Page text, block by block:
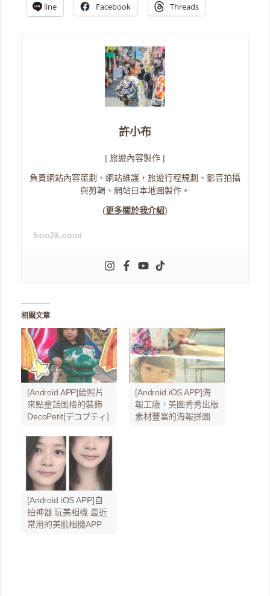
line Facebook Threads
許小布
| 旅遊內容製作 |
負責網站內容策劃、網站維護，旅遊行程規劃、影音拍攝
與剪輯、網站日本地圖製作。
(更多關於我介紹)
boo2k.com/
相關文章
[Android APP]給照片
來點童話風格的裝飾
DecoPetit[デコプティ]
[Android iOS APP]海
報工廠，美圖秀秀出版
素材豐富的海報拼圖
[Android iOS APP]自
拍神器 玩美相機 最近
常用的美肌相機APP